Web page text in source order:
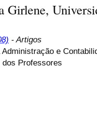
Girlene,
- Artigos
e
Professores